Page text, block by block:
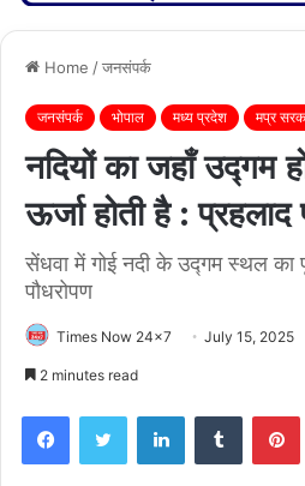
Home /जनसंपर्क
जनसंपर्क भोपाल मध्य प्रदेश मप्र
नदियों का जहाँ उद्गम
ऊर्जा होती है :
सेंधवा में गोई नदी के उद्गम स्थल का
पौधरोपण
Times Now 24x7 July 15, 2025
2 minutes read
FacebookTwitter LinkedInTumblr